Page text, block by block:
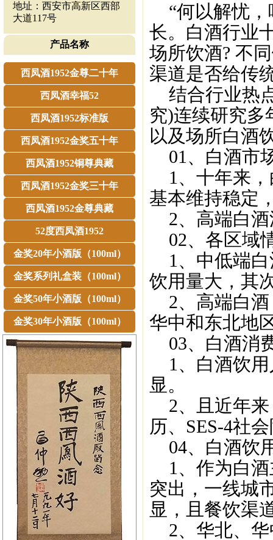
地址：西安市高新区西部
大道117号
产品名称
西凤酒1952金尊二十年
西凤酒幸福52
西凤酒1952标准版
西凤酒1952金奖五十年
西凤酒1952铜尊典藏
西凤酒1952金奖三十年
西凤酒1952金尊典藏
52度西凤酒1952
金奖20年小酒版（100ml）
金奖系列礼盒装（100ml）
金奖50年小酒版（100ml）
金奖30年小酒版（100ml）
“何以解忧，
长。白酒行业
场所饮酒? 不
渠道是否给传
结合行业热
究)连续研究多
以及场所白酒
01、白酒市
1、十年来，
基本维持稳定
2、高端白酒
02、各区域
1、中低端白
饮用量大，其
2、高端白酒
华中和东北地
03、白酒消
1、白酒饮用
显。
2、且近年来
历、SES-4社
04、白酒饮
1、作为白酒
突出，一线城
显，且餐饮渠
2、华北、华